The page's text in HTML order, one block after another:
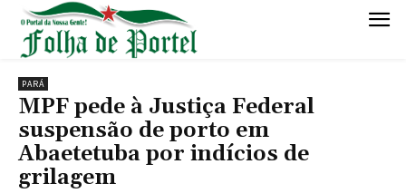
PARÁ
MPF pede à Justiça Federal
suspensão de porto em
Abaetetuba por indícios de
grilagem